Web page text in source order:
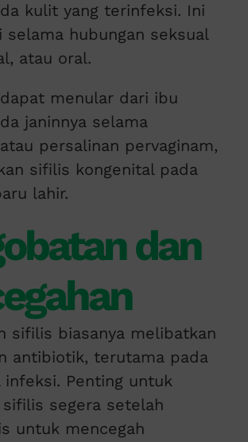
kulit yang terinfeksi. Ini
selama hubungan seksual
atau oral.
menular dari ibu
janinnya selama
persalinan pervaginam,
sifilis kongenital pada
lahir.
dan
sifilis biasanya melibatkan
antibiotik, terutama pada
infeksi. Penting untuk
segera setelah
untuk mencegah